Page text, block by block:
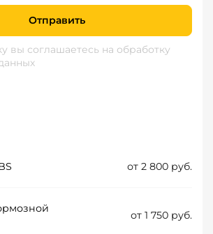
Отправить
вы соглашаетесь на обработку
от 2 800 руб.
от 1 750 руб.